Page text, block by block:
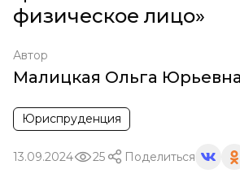
физическое лицо»
Автор
Малицкая Ольга Юрьевна
Юриспруденция
13.09.2024 25 Поделиться